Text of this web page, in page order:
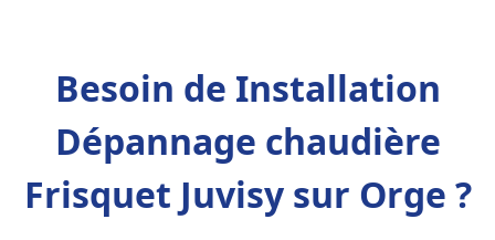
Besoin de Installation
Dépannage chaudière
Frisquet Juvisy sur Orge ?